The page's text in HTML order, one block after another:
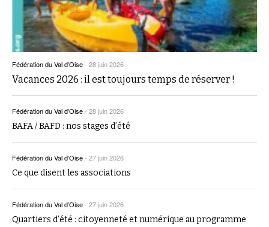
Fédération du Val d’Oise- 28 juin 2026
Vacances 2026 : il est toujours temps de réserver !
Fédération du Val d’Oise- 28 juin 2026
BAFA / BAFD : nos stages d’été
Fédération du Val d’Oise- 27 juin 2026
Ce que disent les associations
Fédération du Val d’Oise- 27 juin 2026
Quartiers d’été : citoyenneté et numérique au programme